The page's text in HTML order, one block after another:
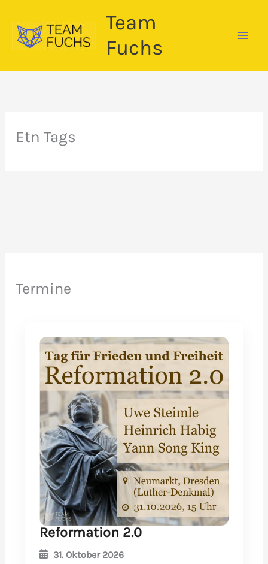
Inhalt
springen
Team
Fuchs
Etn Tags
Termine
Reformation 2.0
31. Oktober 2026